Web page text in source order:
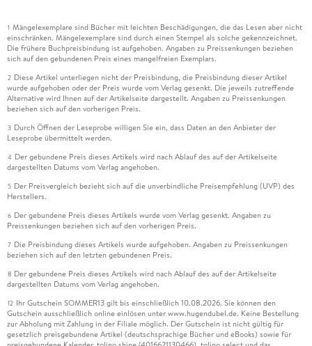
1 Mängelexemplare sind Bücher mit leichten Beschädigungen, die das Lesen aber nicht
einschränken. Mängelexemplare sind durch einen Stempel als solche gekennzeichnet.
Die frühere Buchpreisbindung ist aufgehoben. Angaben zu Preissenkungen beziehen
sich auf den gebundenen Preis eines mangelfreien Exemplars.
2 Diese Artikel unterliegen nicht der Preisbindung, die Preisbindung dieser Artikel
wurde aufgehoben oder der Preis wurde vom Verlag gesenkt. Die jeweils zutreffende
Alternative wird Ihnen auf der Artikelseite dargestellt. Angaben zu Preissenkungen
beziehen sich auf den vorherigen Preis.
3 Durch Öffnen der Leseprobe willigen Sie ein, dass Daten an den Anbieter der
Leseprobe übermittelt werden.
4 Der gebundene Preis dieses Artikels wird nach Ablauf des auf der Artikelseite
dargestellten Datums vom Verlag angehoben.
5 Der Preisvergleich bezieht sich auf die unverbindliche Preisempfehlung (UVP) des
Herstellers.
6 Der gebundene Preis dieses Artikels wurde vom Verlag gesenkt. Angaben zu
Preissenkungen beziehen sich auf den vorherigen Preis.
7 Die Preisbindung dieses Artikels wurde aufgehoben. Angaben zu Preissenkungen
beziehen sich auf den letzten gebundenen Preis.
8 Der gebundene Preis dieses Artikels wird nach Ablauf des auf der Artikelseite
dargestellten Datums vom Verlag angehoben.
12 Ihr Gutschein SOMMER13 gilt bis einschließlich 10.08.2026. Sie können den
Gutschein ausschließlich online einlösen unter www.hugendubel.de. Keine Bestellung
zur Abholung mit Zahlung in der Filiale möglich. Der Gutschein ist nicht gültig für
gesetzlich preisgebundene Artikel (deutschsprachige Bücher und eBooks) sowie für